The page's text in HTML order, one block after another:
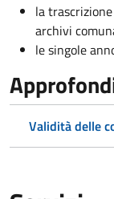
la
archivi
le singole
Validità delle